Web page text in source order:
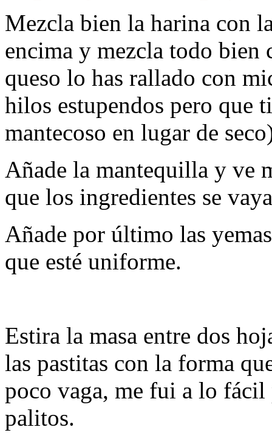
Mezcla bien la harina con
encima y mezcla todo bien
queso lo has rallado con
hilos estupendos pero que
mantecoso en lugar de
Añade la mantequilla y ve
que los ingredientes se
Añade por último las
que esté uniforme.
Estira la masa entre dos
las pastitas con la forma
poco vaga, me fui a lo
palitos.